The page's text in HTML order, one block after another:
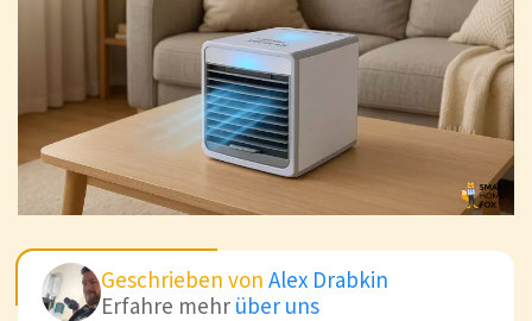
Geschrieben von Alex Drabkin
Erfahre mehr über uns